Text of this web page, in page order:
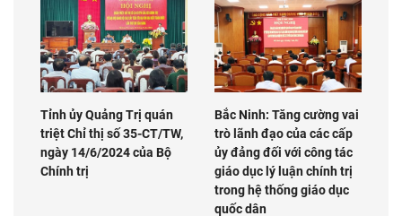
Tỉnh ủy Quảng Trị quán
triệt Chỉ thị số 35-CT/TW,
ngày 14/6/2024 của Bộ
Chính trị
Bắc Ninh: Tăng cường vai
trò lãnh đạo của các cấp
ủy đảng đối với công tác
giáo dục lý luận chính trị
trong hệ thống giáo dục
quốc dân